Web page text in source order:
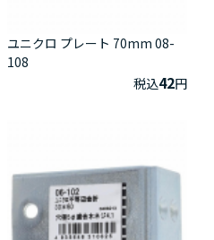
ユニクロ プレート 70mm 08-
108
税込42円